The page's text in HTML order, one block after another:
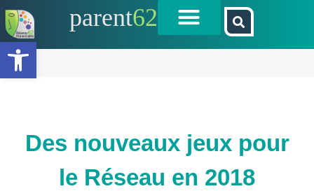
Ouvrir la barre d’outils
parent62
Des nouveaux jeux pour
le Réseau en 2018